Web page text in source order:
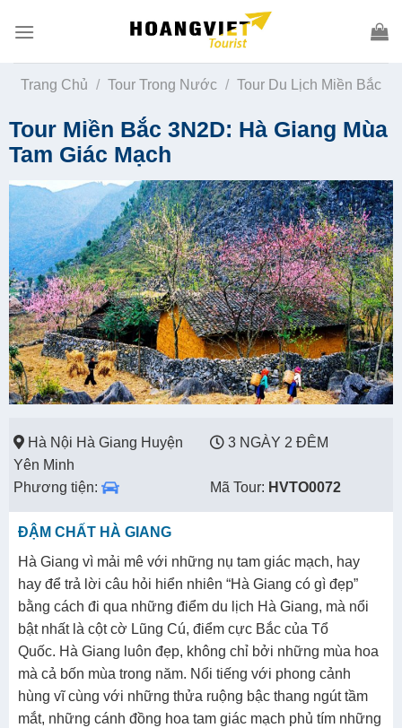
Trang Chủ
/ Tour Trong Nước / Tour Du Lịch Miền Bắc
Tour Miền Bắc 3N2D: Hà Giang Mùa
Tam Giác Mạch
Hà Nội Hà Giang Huyện
Yên Minh
3 NGÀY 2 ĐÊM
Phương tiện: Mã Tour: HVTO0072
ĐẬM CHẤT HÀ GIANG
Hà Giang vì mải mê với những nụ tam giác mạch, hay
hay để trả lời câu hỏi hiển nhiên “Hà Giang có gì đẹp”
bằng cách đi qua những điểm du lịch Hà Giang, mà nổi
bật nhất là cột cờ Lũng Cú, điểm cực Bắc của Tổ
Quốc. Hà Giang luôn đẹp, không chỉ bởi những mùa hoa
mà cả bốn mùa trong năm. Nổi tiếng với phong cảnh
hùng vĩ cùng với những thửa ruộng bậc thang ngút tầm
mắt, những cánh đồng hoa tam giác mạch phủ tím những